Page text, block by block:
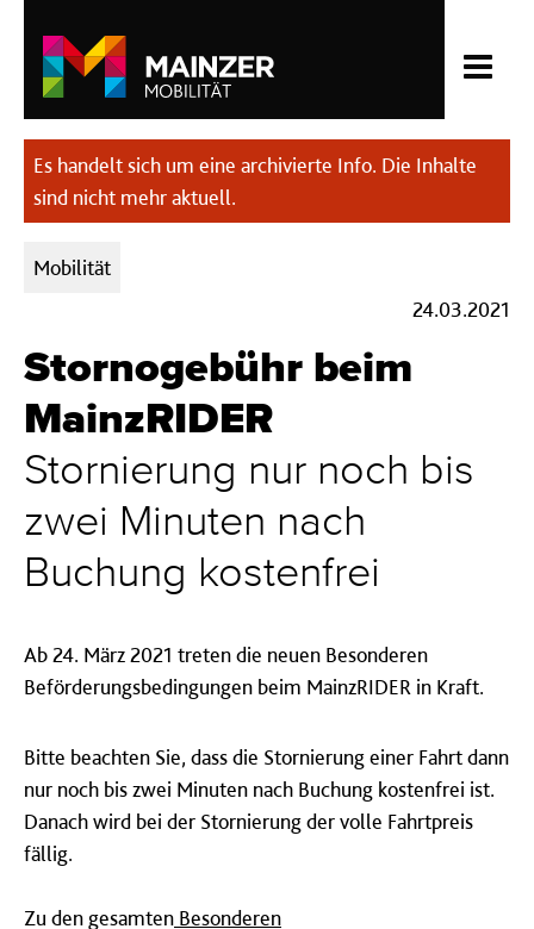
Es handelt sich um eine archivierte Info. Die Inhalte
sind nicht mehr aktuell.
Kategorien:
Mobilität
24.03.2021
Stornogebühr beim
MainzRIDER
Stornierung nur noch bis
zwei Minuten nach
Buchung kostenfrei
Ab 24. März 2021 treten die neuen Besonderen
Beförderungsbedingungen beim MainzRIDER in Kraft.
Bitte beachten Sie, dass die Stornierung einer Fahrt dann
nur noch bis zwei Minuten nach Buchung kostenfrei ist.
Danach wird bei der Stornierung der volle Fahrtpreis
fällig.
Zu den gesamten Besonderen